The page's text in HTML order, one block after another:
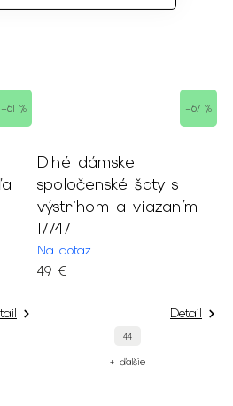
–61 % –67 %
Dlhé dámske
spoločenské šaty s
výstrihom a viazaním
17747
Na dotaz
49 €
Detail
44
+ ďalšie